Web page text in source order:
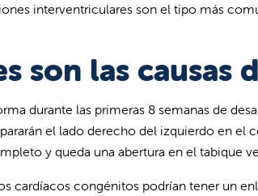
interventriculares son el tipo más
son las
durante las primeras 8 semanas de
el lado derecho del izquierdo en
y queda una abertura en el tabique
cardíacos congénitos podrían tener un